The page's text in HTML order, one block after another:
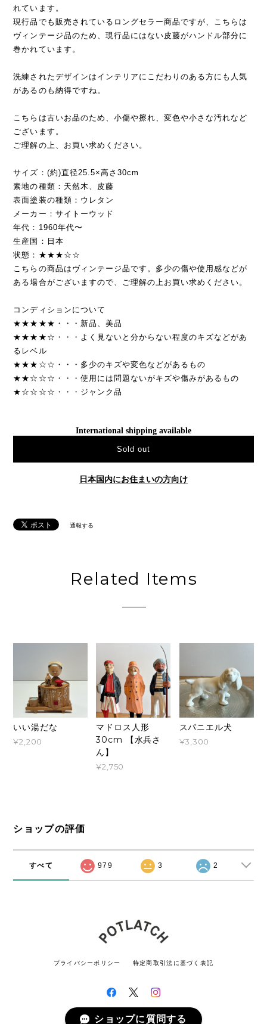
れています。
現行品でも販売されているロングセラー商品ですが、こちらは
ヴィンテージ品のため、現行品にはない皮藤がハンドル部分に
巻かれています。
洗練されたデザインはインテリアにこだわりのある方にも人気
があるのも納得ですね。
こちらは古いお品のため、小傷や擦れ、変色や小さな汚れなど
ございます。
ご理解の上、お買い求めください。
サイズ：(約)直径25.5×高さ30cm
素地の種類：天然木、皮藤
表面塗装の種類：ウレタン
メーカー：サイトーウッド
年代：1960年代〜
生産国：日本
状態：★★★☆☆
こちらの商品はヴィンテージ品です。多少の傷や使用感などが
ある場合がございますので、ご理解の上お買い求めください。
コンディションについて
★★★★★・・・新品、美品
★★★★☆・・・よく見ないと分からない程度のキズなどがあ
るレベル
★★★☆☆・・・多少のキズや変色などがあるもの
★★☆☆☆・・・使用には問題ないがキズや傷みがあるもの
★☆☆☆☆・・・ジャンク品
International shipping available
Sold out
日本国内にお住まいの方向け
通報する
Related Items
いい湯だな
¥2,200
マドロス人形
30cm 【水兵さ
ん】
¥2,750
スパニエル犬
¥3,300
ショップの評価
すべて 979 3 2
プライバシーポリシー 特定商取引法に基づく表記
© POTLATCH All rights reserved.
ショップに質問する